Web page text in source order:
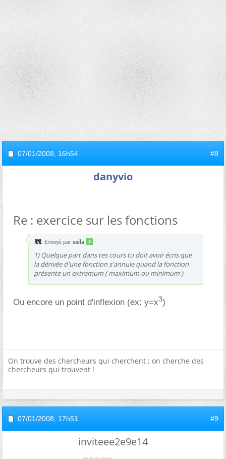
07/01/2008, 16h54 #8
danyvio
Re : exercice sur les fonctions
Envoyé par saila
1) Quelque part dans tes cours tu doit avoir écris que
la dérivée d'une fonction s'annule quand la fonction
présente un extremum ( maximum ou minimum )
Ou encore un point d'inflexion (ex: y=x3)
On trouve des chercheurs qui cherchent ; on cherche des
chercheurs qui trouvent !
07/01/2008, 17h51 #9
inviteee2e9e14